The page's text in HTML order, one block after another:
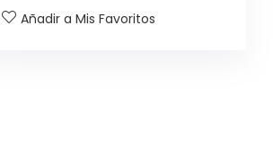
Añadir a Mis Favoritos